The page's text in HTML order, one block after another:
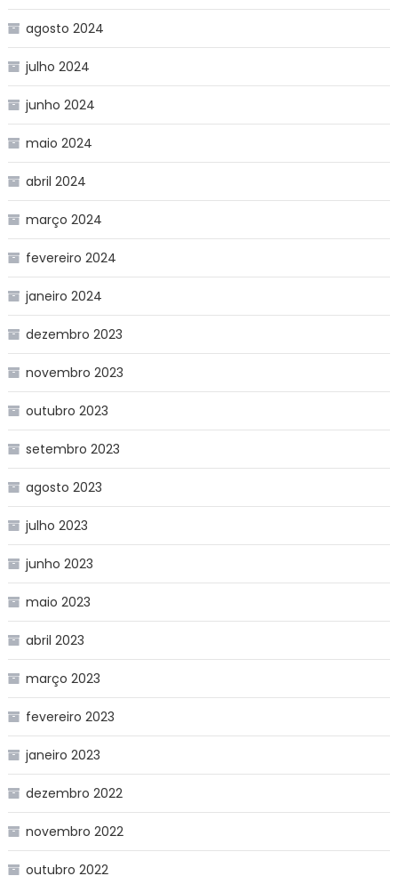
agosto 2024
julho 2024
junho 2024
maio 2024
abril 2024
março 2024
fevereiro 2024
janeiro 2024
dezembro 2023
novembro 2023
outubro 2023
setembro 2023
agosto 2023
julho 2023
junho 2023
maio 2023
abril 2023
março 2023
fevereiro 2023
janeiro 2023
dezembro 2022
novembro 2022
outubro 2022